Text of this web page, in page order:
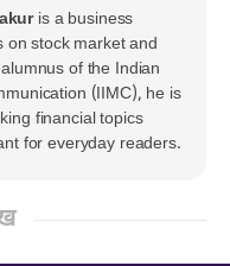
is a business
on stock market and
of the Indian
(IIMC), he is
financial topics
for everyday readers.